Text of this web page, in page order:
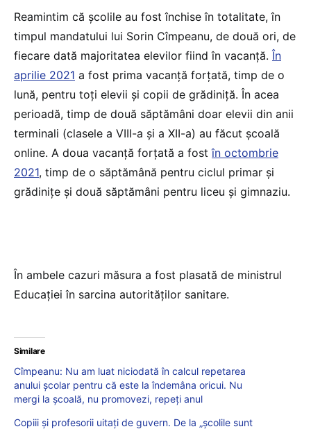
Reamintim că școlile au fost închise în totalitate, în
timpul mandatului lui Sorin Cîmpeanu, de două ori, de
fiecare dată majoritatea elevilor fiind în vacanță. În
aprilie 2021 a fost prima vacanță forțată, timp de o
lună, pentru toți elevii și copii de grădiniță. În acea
perioadă, timp de două săptămâni doar elevii din anii
terminali (clasele a VIII-a și a XII-a) au făcut școală
online. A doua vacanță forțată a fostîn octombrie
2021, timp de o săptămână pentru ciclul primar și
grădinițe și două săptămâni pentru liceu și gimnaziu.
În ambele cazuri măsura a fost plasată de ministrul
Educației în sarcina autorităților sanitare.
Similare
Cîmpeanu: Nu am luat niciodată în calcul repetarea
anului școlar pentru că este la îndemâna oricui. Nu
mergi la școală, nu promovezi, repeți anul
Copiii și profesorii uitați de guvern. De la „școlile sunt